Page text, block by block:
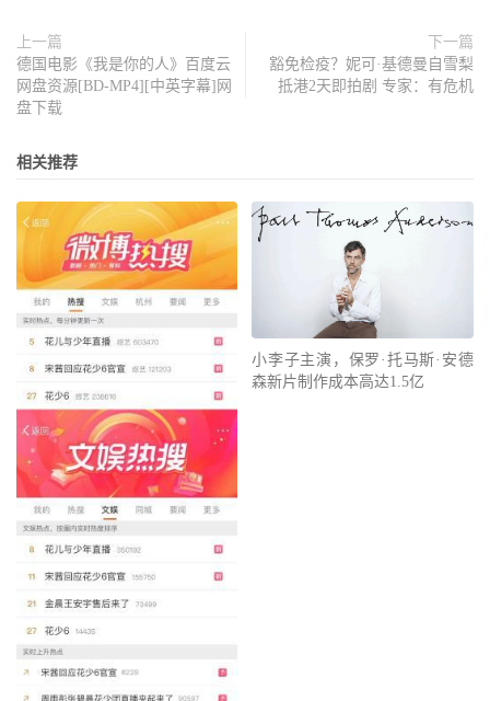
上一篇
德国电影《我是你的人》百度云
网盘资源[BD-MP4][中英字幕]网
盘下载
下一篇
豁免检疫？妮可·基德曼自雪梨
抵港2天即拍剧 专家：有危机
相关推荐
小李子主演，保罗·托马斯·安德
森新片制作成本高达1.5亿